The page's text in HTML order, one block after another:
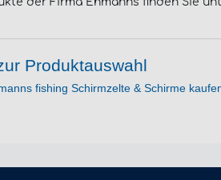
Produktauswahl
fishing Schirmzelte & Schirme